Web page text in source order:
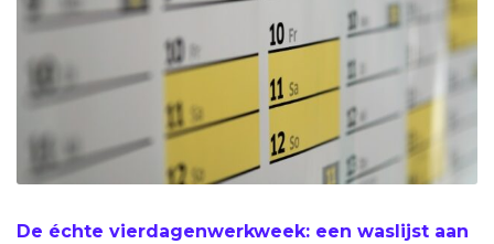
De échte vierdagenwerkweek: een waslijst aan